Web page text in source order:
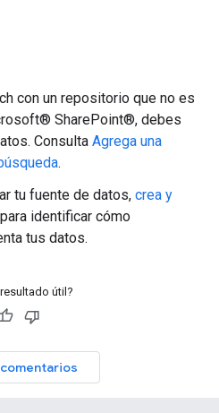
con un repositorio que no es
SharePoint®, debes
Consulta Agrega una
.
tu fuente de datos, crea y
para identificar cómo
tus datos.
resultado útil?